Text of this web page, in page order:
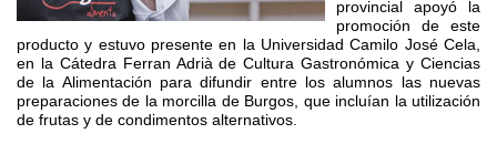
provincial apoyó la
promoción de este
producto y estuvo presente en la Universidad Camilo José Cela,
en la Cátedra Ferran Adrià de Cultura Gastronómica y Ciencias
de la Alimentación para difundir entre los alumnos las nuevas
preparaciones de la morcilla de Burgos, que incluían la utilización
de frutas y de condimentos alternativos.